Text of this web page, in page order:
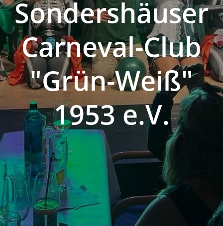
Sondershäuser
Carneval-Club
"Grün-Weiß"
1953 e.V.